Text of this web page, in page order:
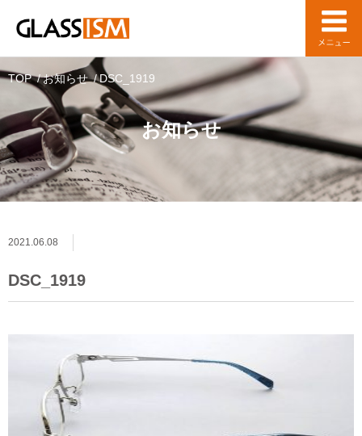
お知らせ
TOP お知らせ DSC_1919
2021.06.08
DSC_1919